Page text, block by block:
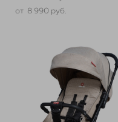
от 8 990 pуб.